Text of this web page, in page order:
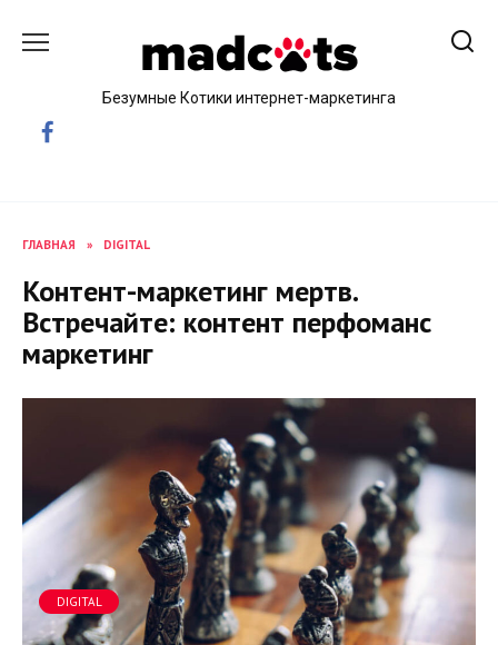
Безумные Котики интернет-маркетинга
ГЛАВНАЯ » DIGITAL
Контент-маркетинг мертв.
Встречайте: контент перфоманс
маркетинг
DIGITAL